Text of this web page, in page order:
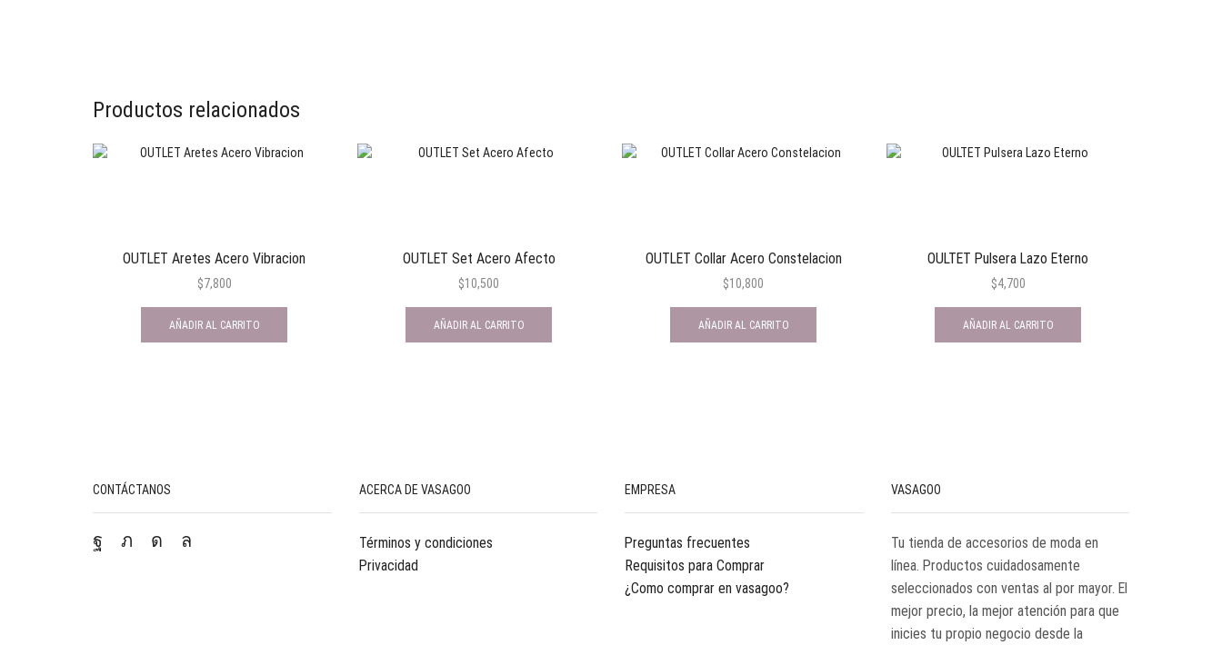
Productos relacionados
OUTLET Aretes Acero Vibracion
$7,800
AÑADIR AL CARRITO
OUTLET Set Acero Afecto
$10,500
AÑADIR AL CARRITO
OUTLET Collar Acero Constelacion
$10,800
AÑADIR AL CARRITO
OULTET Pulsera Lazo Eterno
$4,700
AÑADIR AL CARRITO
CONTÁCTANOS ACERCA DE VASAGOO
Términos y condiciones
Privacidad
EMPRESA
Preguntas frecuentes
Requisitos para Comprar
¿Como comprar en vasagoo?
VASAGOO
Tu tienda de accesorios de moda en
línea. Productos cuidadosamente
seleccionados con ventas al por mayor. El
mejor precio, la mejor atención para que
inicies tu propio negocio desde la